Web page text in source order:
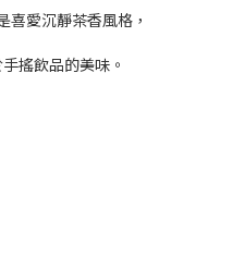
喜愛沉靜茶香風格，
搖飲品的美味。